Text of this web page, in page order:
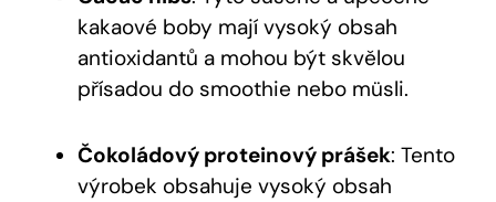
kakaové boby mají vysoký obsah
antioxidantů a mohou být skvělou
přísadou do smoothie nebo müsli.
Čokoládový proteinový prášek: Tento
výrobek obsahuje vysoký obsah